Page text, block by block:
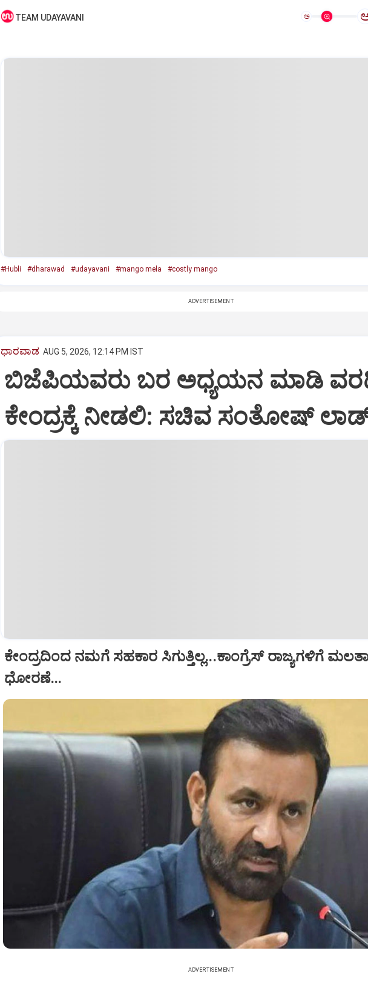
TEAM UDAYAVANI ಅ
#Hubli #dharawad #udayavani #mango mela #costly mango
ADVERTISEMENT
ಧಾರವಾಡ AUG 5, 2026, 12:14 PM IST
ಬಿಜೆಪಿಯವರು ಬರ ಅಧ್ಯಯನ ಮಾಡಿ
ಕೇಂದ್ರಕ್ಕೆ ನೀಡಲಿ‌: ಸಚಿವ ಸಂತೋಷ್
ಕೇಂದ್ರದಿಂದ ನಮಗೆ ಸಹಕಾರ ಸಿಗುತ್ತಿಲ್ಲ...ಕಾಂಗ್ರೆಸ್ ರಾಜ್ಯಗಳಿಗೆ
ಧೋರಣೆ...
ADVERTISEMENT